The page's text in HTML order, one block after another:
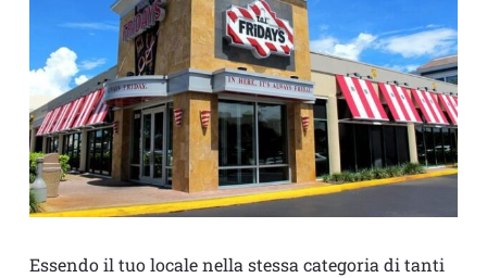
Essendo il tuo locale nella stessa categoria di tanti